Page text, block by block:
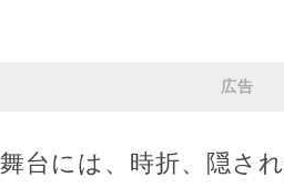
広告
台には、時折、隠さ